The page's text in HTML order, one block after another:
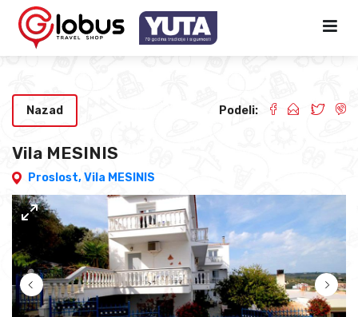
Vila MESINIS
Proslost,Vila MESINIS
Nazad Podeli: